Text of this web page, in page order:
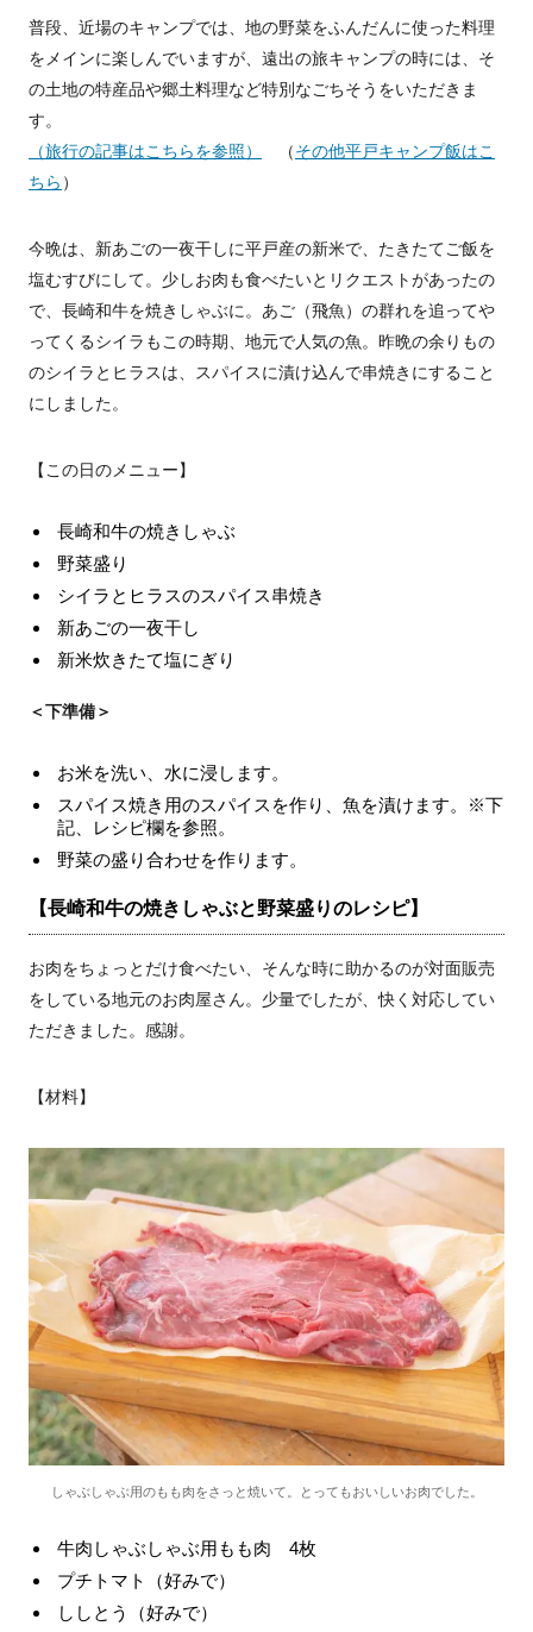
普段、近場のキャンプでは、地の野菜をふんだんに使った料理
をメインに楽しんでいますが、遠出の旅キャンプの時には、そ
の土地の特産品や郷土料理など特別なごちそうをいただきま
す。
（旅行の記事はこちらを参照）
（その他平戸キャンプ飯はこ
ちら ）
今晩は、新あごの一夜干しに平戸産の新米で、たきたてご飯を
塩むすびにして。少しお肉も食べたいとリクエストがあったの
で、長崎和牛を焼きしゃぶに。あご（飛魚）の群れを追ってや
ってくるシイラもこの時期、地元で人気の魚。昨晩の余りもの
のシイラとヒラスは、スパイスに漬け込んで串焼きにすること
にしました。
【この日のメニュー】
長崎和牛の焼きしゃぶ
野菜盛り
シイラとヒラスのスパイス串焼き
新あごの一夜干し
新米炊きたて塩にぎり
＜下準備＞
お米を洗い、水に浸します。
スパイス焼き用のスパイスを作り、魚を漬けます。※下
記、レシピ欄を参照。
野菜の盛り合わせを作ります。
【長崎和牛の焼きしゃぶと野菜盛りのレシピ】
お肉をちょっとだけ食べたい、そんな時に助かるのが対面販売
をしている地元のお肉屋さん。少量でしたが、快く対応してい
ただきました。感謝。
【材料】
しゃぶしゃぶ用のもも肉をさっと焼いて。とってもおいしいお肉でした。
牛肉しゃぶしゃぶ用もも肉 4枚
プチトマト（好みで）
ししとう（好みで）